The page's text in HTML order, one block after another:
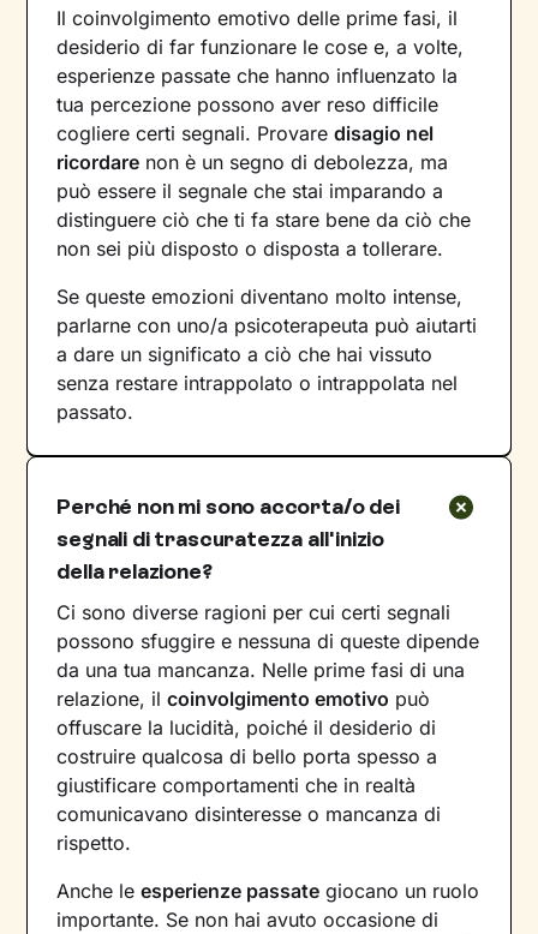
Il coinvolgimento emotivo delle prime fasi, il
desiderio di far funzionare le cose e, a volte,
esperienze passate che hanno influenzato la
tua percezione possono aver reso difficile
cogliere certi segnali. Provaredisagio nel
ricordare non è un segno di debolezza, ma
può essere il segnale che stai imparando a
distinguere ciò che ti fa stare bene da ciò che
non sei più disposto o disposta a tollerare.
Se queste emozioni diventano molto intense,
parlarne con uno/a psicoterapeuta può aiutarti
a dare un significato a ciò che hai vissuto
senza restare intrappolato o intrappolata nel
passato.
Perché non mi sono accorta/o dei
segnali di trascuratezza all'inizio
della relazione?
Ci sono diverse ragioni per cui certi segnali
possono sfuggire e nessuna di queste dipende
da una tua mancanza. Nelle prime fasi di una
relazione, ilcoinvolgimento emotivo può
offuscare la lucidità, poiché il desiderio di
costruire qualcosa di bello porta spesso a
giustificare comportamenti che in realtà
comunicavano disinteresse o mancanza di
rispetto.
Anche leesperienze passate giocano un ruolo
importante. Se non hai avuto occasione di